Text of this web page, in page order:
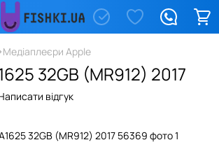
Медіаплеєри Apple
32GB (MR912) 2017
відгук